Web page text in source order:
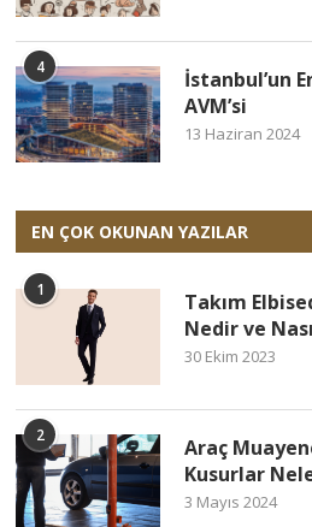
4
İstanbul’un
AVM’si
13 Haziran 2024
EN ÇOK OKUNAN YAZILAR
1
Takım
Nedir ve
30 Ekim 2023
2
Araç
Kusurlar
3 Mayıs 2024